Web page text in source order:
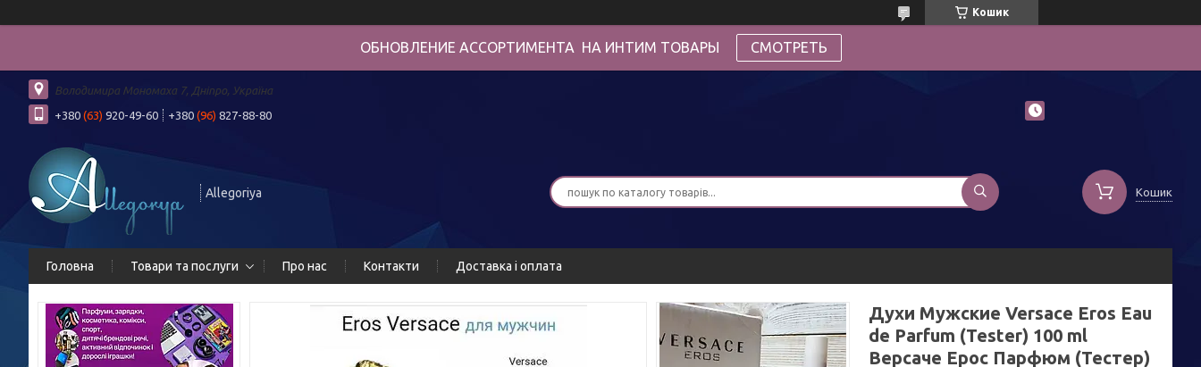
Кошик
ОБНОВЛЕНИЕ АССОРТИМЕНТА НА ИНТИМ ТОВАРЫ СМОТРЕТЬ
Володимира Мономаха 7, Дніпро, Україна
+380 (63) 920-49-60 +380 (96) 827-88-80
Allegoriya Кошик
Головна Товари та послуги Про нас Контакти Доставка і оплата
Духи Мужские Versace Eros Eau
de Parfum (Tester) 100 ml
Версаче Ерос Парфюм (Тестер)